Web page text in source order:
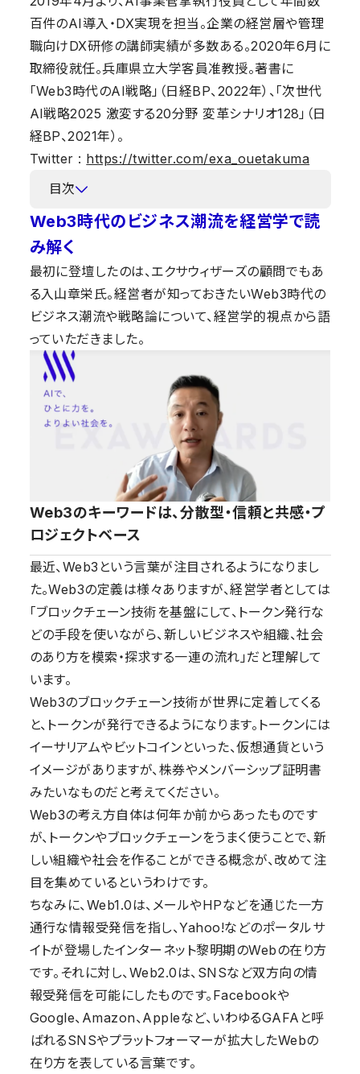
百件のAI導入・DX実現を担当。企業の経営層や管理
職向けDX研修の講師実績が多数ある。2020年6月に
取締役就任。兵庫県立大学客員准教授。著書に
「Web3時代のAI戦略」（日経BP、2022年）、「次世代
AI戦略2025 激変する20分野 変革シナリオ128」（日
経BP、2021年）。
Twitter : https://twitter.com/exa_ouetakuma
目次
Web3時代のビジネス潮流を経営学で読
み解く
最初に登壇したのは、エクサウィザーズの顧問でもあ
る入山章栄氏。経営者が知っておきたいWeb3時代の
ビジネス潮流や戦略論について、経営学的視点から語
っていただきました。
Web3のキーワードは、分散型・信頼と共感・プ
ロジェクトベース
最近、Web3という言葉が注目されるようになりまし
た。Web3の定義は様々ありますが、経営学者としては
「ブロックチェーン技術を基盤にして、トークン発行な
どの手段を使いながら、新しいビジネスや組織、社会
のあり方を模索・探求する一連の流れ」だと理解して
います。
Web3のブロックチェーン技術が世界に定着してくる
と、トークンが発行できるようになります。トークンには
イーサリアムやビットコインといった、仮想通貨という
イメージがありますが、株券やメンバーシップ証明書
みたいなものだと考えてください。
Web3の考え方自体は何年か前からあったものです
が、トークンやブロックチェーンをうまく使うことで、新
しい組織や社会を作ることができる概念が、改めて注
目を集めているというわけです。
ちなみに、Web1.0は、 メールやHPなどを通じた一方
通行な情報受発信を指し、Yahoo!などのポータルサ
イトが登場したインターネット黎明期のWebの在り方
です。 それに対し、Web2.0は、 SNSなど双方向の情
報受発信を可能にしたものです。 Facebookや
Google、Amazon、Appleなど、いわゆるGAFAと呼
ばれるSNSやプラットフォーマーが拡大したWebの
在り方を表している言葉です。